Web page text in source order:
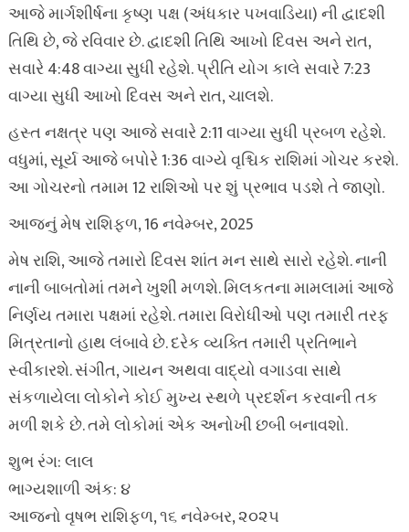
આજે માર્ગશીર્ષના કૃષ્ણ પક્ષ (અંધકાર પખવાડિયા) ની દ્વાદશી
તિથિ છે, જે રવિવાર છે. દ્વાદશી તિથિ આખો દિવસ અને રાત,
સવારે 4:48 વાગ્યા સુધી રહેશે. પ્રીતિ યોગ કાલે સવારે 7:23
વાગ્યા સુધી આખો દિવસ અને રાત, ચાલશે.
હસ્ત નક્ષત્ર પણ આજે સવારે 2:11 વાગ્યા સુધી પ્રબળ રહેશે.
વધુમાં, સૂર્ય આજે બપોરે 1:36 વાગ્યે વૃશ્ચિક રાશિમાં ગોચર કરશે.
આ ગોચરનો તમામ 12 રાશિઓ પર શું પ્રભાવ પડશે તે જાણો.
આજનું મેષ રાશિફળ, 16 નવેમ્બર, 2025
મેષ રાશિ, આજે તમારો દિવસ શાંત મન સાથે સારો રહેશે. નાની
નાની બાબતોમાં તમને ખુશી મળશે. મિલકતના મામલામાં આજે
નિર્ણય તમારા પક્ષમાં રહેશે. તમારા વિરોધીઓ પણ તમારી તરફ
મિત્રતાનો હાથ લંબાવે છે. દરેક વ્યક્તિ તમારી પ્રતિભાને
સ્વીકારશે. સંગીત, ગાયન અથવા વાદ્યો વગાડવા સાથે
સંકળાયેલા લોકોને કોઈ મુખ્ય સ્થળે પ્રદર્શન કરવાની તક
મળી શકે છે. તમે લોકોમાં એક અનોખી છબી બનાવશો.
શુભ રંગ: લાલ
ભાગ્યશાળી અંક: ૪
આજનો વૃષભ રાશિફળ, ૧૬ નવેમ્બર, ૨૦૨૫